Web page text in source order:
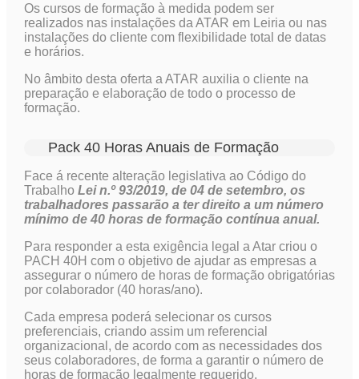
Os cursos de formação à medida podem ser
realizados nas instalações da ATAR em Leiria ou nas
instalações do cliente com flexibilidade total de datas
e horários.
No âmbito desta oferta a ATAR auxilia o cliente na
preparação e elaboração de todo o processo de
formação.
Pack 40 Horas Anuais de Formação
Face á recente alteração legislativa ao Código do
Trabalho Lei n.º 93/2019, de 04 de setembro, os
trabalhadores passarão a ter direito a um número
mínimo de 40 horas de formação contínua anual.
Para responder a esta exigência legal a Atar criou o
PACH 40H com o objetivo de ajudar as empresas a
assegurar o número de horas de formação obrigatórias
por colaborador (40 horas/ano).
Cada empresa poderá selecionar os cursos
preferenciais, criando assim um referencial
organizacional, de acordo com as necessidades dos
seus colaboradores, de forma a garantir o número de
horas de formação legalmente requerido.